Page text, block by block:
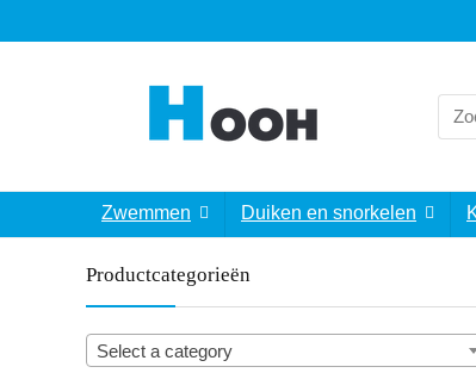
for:
Zwemmen Duiken en snorkelen
Productcategorieën
Select a category